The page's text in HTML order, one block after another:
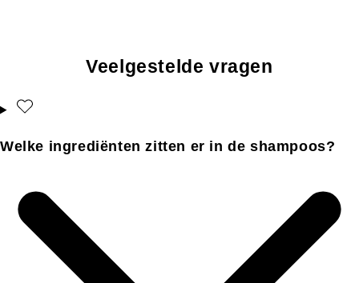
Veelgestelde vragen
Welke ingrediënten zitten er in de shampoos?